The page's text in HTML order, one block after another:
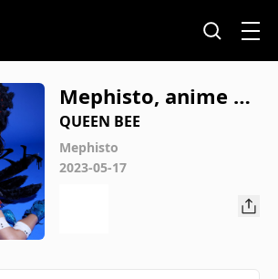
Mephisto, anime siz
e edit
QUEEN BEE
Mephisto
2023-05-17